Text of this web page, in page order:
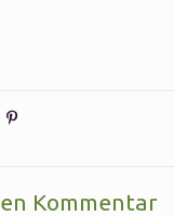
Kommentar